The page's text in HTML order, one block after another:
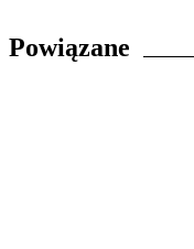
Powiązane